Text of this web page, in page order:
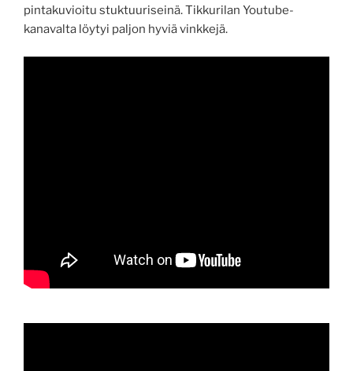
pintakuvioitu stuktuuriseinä. Tikkurilan Youtube-
kanavalta löytyi paljon hyviä vinkkejä.